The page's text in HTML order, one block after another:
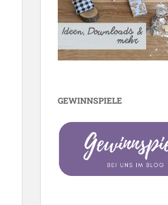
GEWINNSPIELE